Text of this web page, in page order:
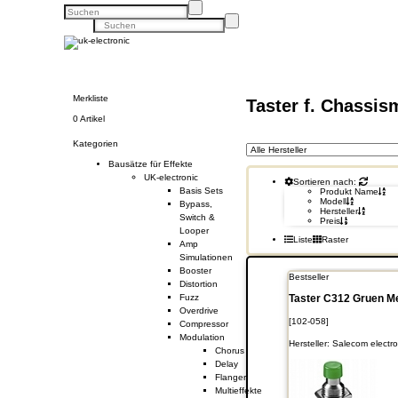
Taster f.
Sortieren nach:
Produkt Name
Modell
Hersteller
Preis
Liste
Raster
Bestseller
Taster C312 Gruen
[102-058]
Hersteller: Salecom
Merkliste
0 Artikel
Kategorien
Bausätze für Effekte
UK-electronic
Basis Sets
Bypass,
Switch &
Looper
Amp
Simulationen
Booster
Distortion
Fuzz
Overdrive
Compressor
Modulation
Chorus
Delay
Flanger
Multieffekte